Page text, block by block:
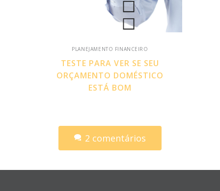
PLANEJAMENTO FINANCEIRO
TESTE PARA VER SE SEU
ORÇAMENTO DOMÉSTICO
ESTÁ BOM
2 comentários